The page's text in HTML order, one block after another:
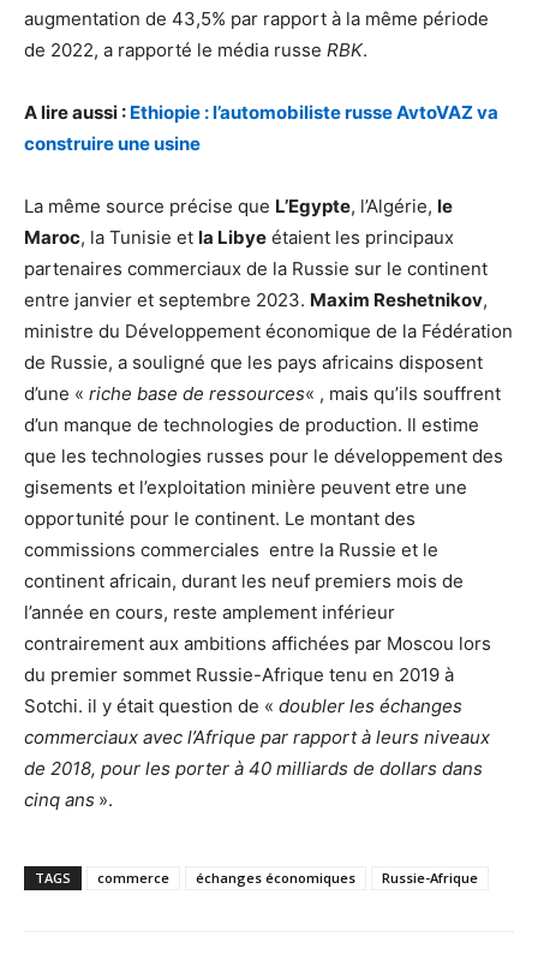
augmentation de 43,5% par rapport à la même période
de 2022, a rapporté le média russe RBK.
A lire aussi : Ethiopie : l’automobiliste russe AvtoVAZ va
construire une usine
La même source précise que L’Egypte, l’Algérie, le
Maroc, la Tunisie et la Libye étaient les principaux
partenaires commerciaux de la Russie sur le continent
entre janvier et septembre 2023. Maxim Reshetnikov,
ministre du Développement économique de la Fédération
de Russie, a souligné que les pays africains disposent
d’une « riche base de ressources« , mais qu’ils souffrent
d’un manque de technologies de production. Il estime
que les technologies russes pour le développement des
gisements et l’exploitation minière peuvent etre une
opportunité pour le continent. Le montant des
commissions commerciales entre la Russie et le
continent africain, durant les neuf premiers mois de
l’année en cours, reste amplement inférieur
contrairement aux ambitions affichées par Moscou lors
du premier sommet Russie-Afrique tenu en 2019 à
Sotchi. il y était question de « doubler les échanges
commerciaux avec l’Afrique par rapport à leurs niveaux
de 2018, pour les porter à 40 milliards de dollars dans
cinq ans ».
TAGS commerce échanges économiques Russie-Afrique